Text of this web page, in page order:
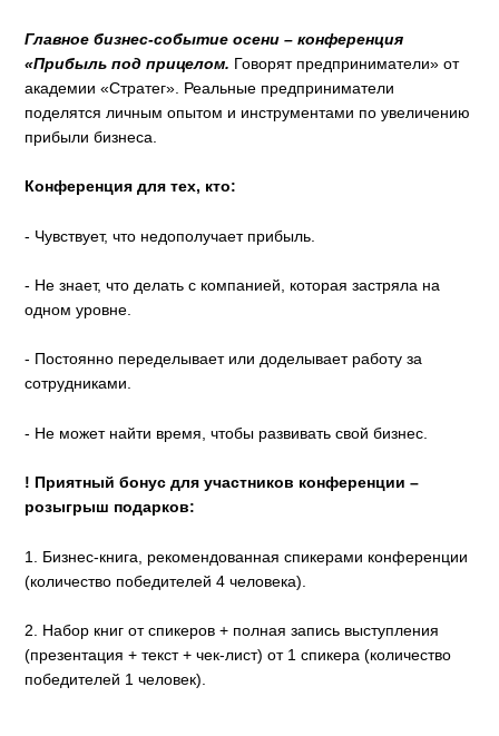
Главное бизнес-событие осени – конференция
«Прибыль под прицелом. Говорят предприниматели» от
академии «Стратег». Реальные предприниматели
поделятся личным опытом и инструментами по увеличению
прибыли бизнеса.
Конференция для тех, кто:
- Чувствует, что недополучает прибыль.
- Не знает, что делать с компанией, которая застряла на
одном уровне.
- Постоянно переделывает или доделывает работу за
сотрудниками.
- Не может найти время, чтобы развивать свой бизнес.
! Приятный бонус для участников конференции –
розыгрыш подарков:
1. Бизнес-книга, рекомендованная спикерами конференции
(количество победителей 4 человека).
2. Набор книг от спикеров + полная запись выступления
(презентация + текст + чек-лист) от 1 спикера (количество
победителей 1 человек).